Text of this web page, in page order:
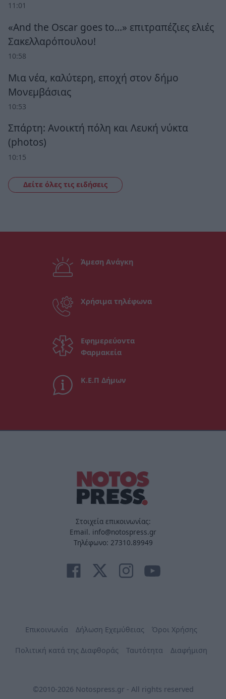
11:01
«And the Oscar goes to...» επιτραπέζιες ελιές
Σακελλαρόπουλου!
10:58
Μια νέα, καλύτερη, εποχή στον δήμο
Μονεμβάσιας
10:53
Σπάρτη: Ανοικτή πόλη και Λευκή νύκτα
(photos)
10:15
Δείτε όλες τις ειδήσεις
Άμεση Ανάγκη
Χρήσιμα τηλέφωνα
Εφημερεύοντα
Φαρμακεία
Κ.Ε.Π Δήμων
Στοιχεία επικοινωνίας:
Email. info@notospress.gr
Τηλέφωνο: 27310.89949
Επικοινωνία Δήλωση Εχεμύθειας Όροι Χρήσης
Πολιτική κατά της Διαφθοράς Ταυτότητα Διαφήμιση
©2010-2026 Notospress.gr - All rights reserved